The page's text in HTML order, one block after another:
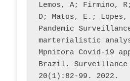
Lemos, A; Firmino,
D; Matos, E.; Lopes,
Pandemic
marterialistic
Mpnitora Covid-19
Brazil. Surveillance
20(1):82-99. 2022.